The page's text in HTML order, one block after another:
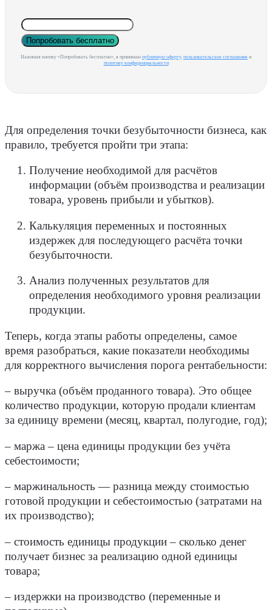
Попробовать бесплатно
Нажимая кнопку «Попробовать бесплатно», я принимаю публичную оферту, пользовательское соглашение и
политику конфиденциальности
Для определения точки безубыточности бизнеса, как
правило, требуется пройти три этапа:
Получение необходимой для расчётов
информации (объём производства и реализации
товара, уровень прибыли и убытков).
Калькуляция переменных и постоянных
издержек для последующего расчёта точки
безубыточности.
Анализ полученных результатов для
определения необходимого уровня реализации
продукции.
Теперь, когда этапы работы определены, самое
время разобраться, какие показатели необходимы
для корректного вычисления порога рентабельности:
– выручка (объём проданного товара). Это общее
количество продукции, которую продали клиентам
за единицу времени (месяц, квартал, полугодие, год);
– маржа – цена единицы продукции без учёта
себестоимости;
– маржинальность — разница между стоимостью
готовой продукции и себестоимостью (затратами на
их производство);
– стоимость единицы продукции – сколько денег
получает бизнес за реализацию одной единицы
товара;
– издержки на производство (переменные и